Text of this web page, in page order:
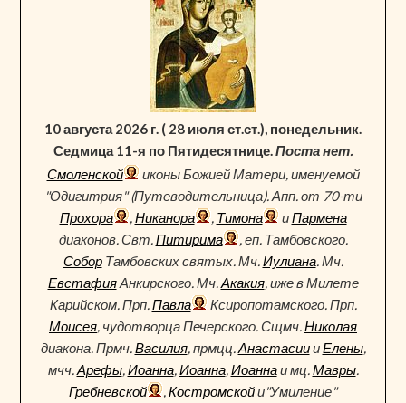
10 августа 2026 г. ( 28 июля ст.ст.), понедельник.
Седмица 11-я по Пятидесятнице.Поста нет.
Смоленской
иконы Божией Матери, именуемой
"Одигитрия" (Путеводительница). Апп. от 70-ти
Прохора
,Никанора , Тимона иПармена
диаконов. Свт.Питирима
, еп. Тамбовского.
СоборТамбовских святых. Мч.Иулиана. Мч.
ЕвстафияАнкирского. Мч.Акакия, иже в Милете
Карийском. Прп.Павла
Ксиропотамского. Прп.
Моисея, чудотворца Печерского. Сщмч.Николая
диакона. Прмч.Василия, прмцц.АнастасиииЕлены,
мчч.Арефы,Иоанна,Иоанна,Иоаннаи мц.Мавры.
Гребневской
,Костромскойи"Умиление"